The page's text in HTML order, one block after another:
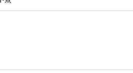
缶
理に